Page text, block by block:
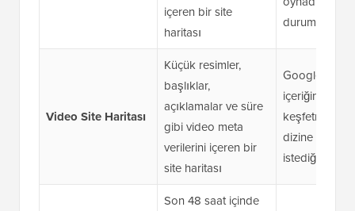
içeren bir site
haritası
durumlarda
Video Site Haritası
Küçük resimler,
başlıklar,
açıklamalar ve süre
gibi video meta
verilerini içeren bir
site haritası
Google'ın
içeriğinizi
keşfetmesini
dizine
istediğinizde
Son 48 saat içinde